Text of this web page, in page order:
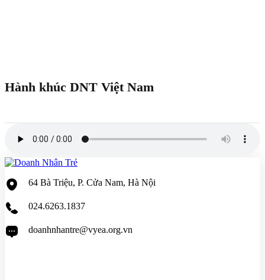
Hành khúc DNT Việt Nam
64 Bà Triệu, P. Cửa Nam, Hà Nội
024.6263.1837
doanhnhantre@vyea.org.vn